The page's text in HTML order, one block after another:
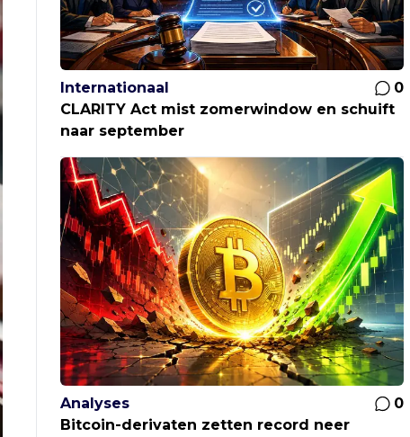
Internationaal
0
CLARITY Act mist zomerwindow en schuift
naar september
Analyses
0
Bitcoin-derivaten zetten record neer